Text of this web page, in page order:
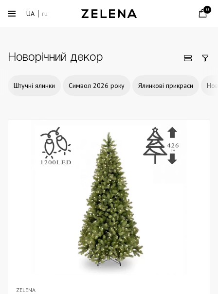
UA ru 0
Новорічний декор
Штучні ялинки Символ 2026 року Ялинкові прикраси
ZELENA